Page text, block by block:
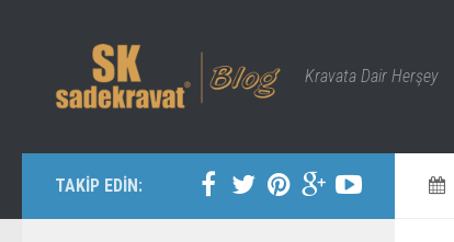
Kravata Dair Herşey
TAKİP EDİN: